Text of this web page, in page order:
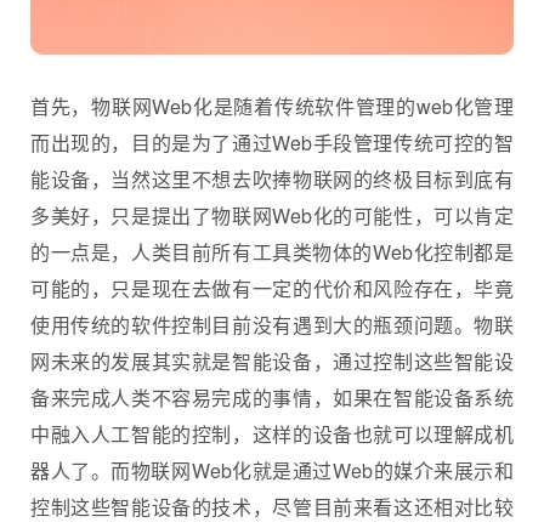
首先，物联网Web化是随着传统软件管理的web化管理
而出现的，目的是为了通过Web手段管理传统可控的智
能设备，当然这里不想去吹捧物联网的终极目标到底有
多美好，只是提出了物联网Web化的可能性，可以肯定
的一点是，人类目前所有工具类物体的Web化控制都是
可能的，只是现在去做有一定的代价和风险存在，毕竟
使用传统的软件控制目前没有遇到大的瓶颈问题。物联
网未来的发展其实就是智能设备，通过控制这些智能设
备来完成人类不容易完成的事情，如果在智能设备系统
中融入人工智能的控制，这样的设备也就可以理解成机
器人了。而物联网Web化就是通过Web的媒介来展示和
控制这些智能设备的技术，尽管目前来看这还相对比较